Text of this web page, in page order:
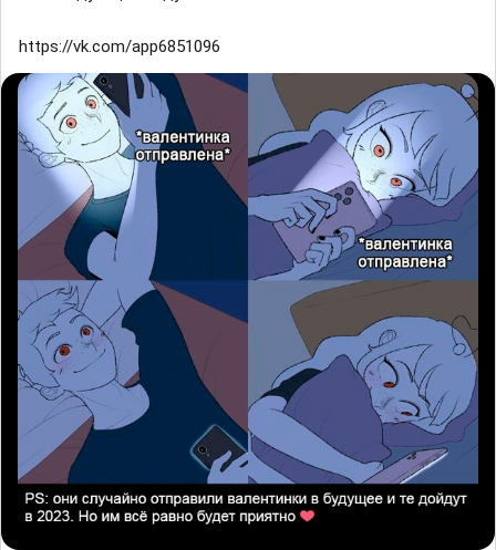
https://vk.com/app6851096